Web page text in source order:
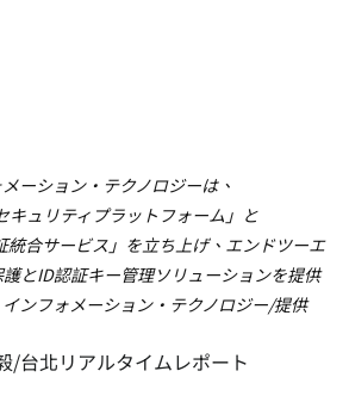
ーション・テクノロジーは、
キュリティプラットフォーム」と
統合サービス」を立ち上げ、エンドツーエ
とID認証キー管理ソリューションを提供
ンフォメーション・テクノロジー/提供
/台北リアルタイムレポート